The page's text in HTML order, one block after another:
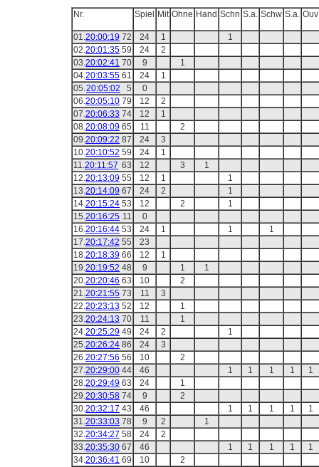
Nr. Spiel Mit Ohne Hand Schn S.a. Schw S.a. Ouv
01.20:00:19 72 24 1
1
02.20:01:35 59 24
2
03.20:02:41 70 9
1
04.20:03:55 61 24
1
05.20:05:02 5
0
06.20:05:10 79 12
2
07.20:06:33 74 12
1
08.20:08:09 65 11
2
09.20:09:22 87 24
3
10.20:10:52 59 24
1
11.20:11:57 63 12 3
1
12.20:13:09 55 12 1
1
13.20:14:09 67 24 2
1
14.20:15:24 53 12 2
1
15.20:16:25 11
0
16.20:16:44 53 24 1 1
1
17.20:17:42 55
23
18.20:18:39 66 12
1
19.20:19:52 48 9 1
1
20.20:20:46 63 10
2
21.20:21:55 73 11
3
22.20:23:13 52 12
1
23.20:24:13 70 11
1
24.20:25:29 49 24 2
1
25.20:26:24 86 24
3
26.20:27:56 56 10
2
27.20:29:00 44 46 1 1 1 1
1
28.20:29:49 63 24
1
29.20:30:58 74 9
2
30.20:32:17 43 46 1 1 1 1
1
31.20:33:03 78 9 2
1
32.20:34:27 58 24
2
33.20:35:30 67 46 1 1 1 1
1
34.20:36:41 69 10
2